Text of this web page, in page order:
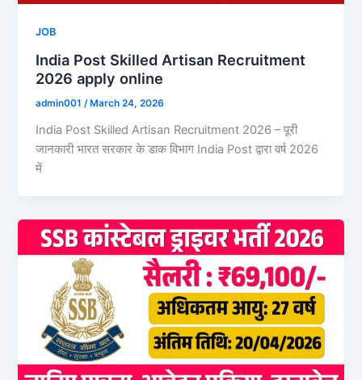
JOB
India Post Skilled Artisan Recruitment
2026 apply online
admin001/March 24, 2026
India Post Skilled Artisan Recruitment 2026 – पूरी
जानकारी भारत सरकार के डाक विभाग India Post द्वारा वर्ष 2026
में